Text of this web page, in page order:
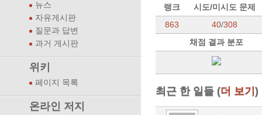
뉴스
자유게시판
질문과 답변
과거 게시판
위키
페이지 목록
온라인 저지
랭크
시도/미시도 문제
863
40/308
채점 결과 분포
최근 한 일들 (더 보기)